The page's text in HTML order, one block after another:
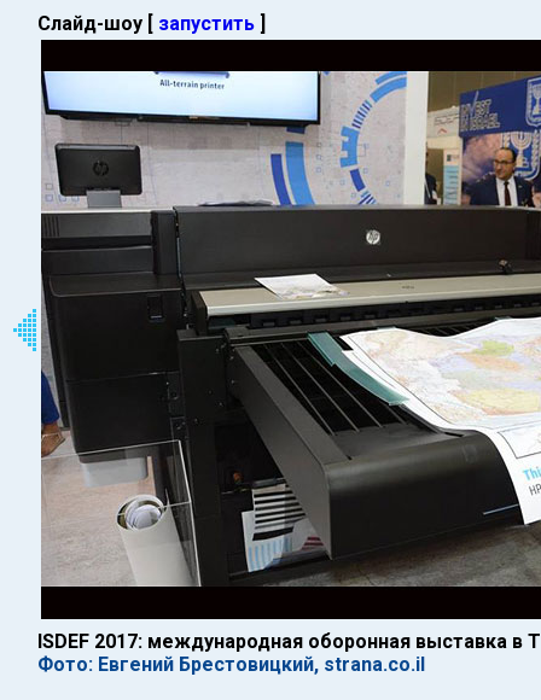
Слайд-шоу [ запустить ]
ISDEF 2017: международная оборонная выставка в
Фото: Евгений Брестовицкий, strana.co.il